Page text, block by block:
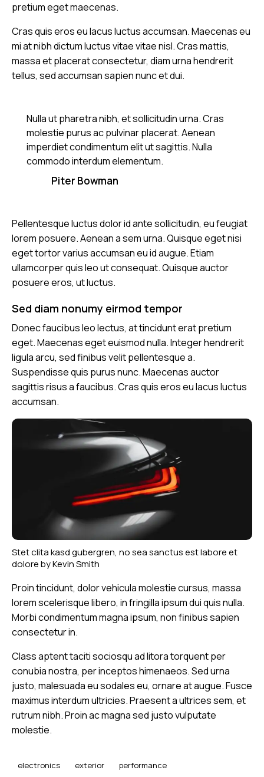
pretium eget maecenas.
Cras quis eros eu lacus luctus accumsan. Maecenas eu
mi at nibh dictum luctus vitae vitae nisl. Cras mattis,
massa et placerat consectetur, diam urna hendrerit
tellus, sed accumsan sapien nunc et dui.
Nulla ut pharetra nibh, et sollicitudin urna. Cras
molestie purus ac pulvinar placerat. Aenean
imperdiet condimentum elit ut sagittis. Nulla
commodo interdum elementum.
Piter Bowman
Pellentesque luctus dolor id ante sollicitudin, eu feugiat
lorem posuere. Aenean a sem urna. Quisque eget nisi
eget tortor varius accumsan eu id augue. Etiam
ullamcorper quis leo ut consequat. Quisque auctor
posuere eros, ut luctus.
Sed diam nonumy eirmod tempor
Donec faucibus leo lectus, at tincidunt erat pretium
eget. Maecenas eget euismod nulla. Integer hendrerit
ligula arcu, sed finibus velit pellentesque a.
Suspendisse quis purus nunc. Maecenas auctor
sagittis risus a faucibus. Cras quis eros eu lacus luctus
accumsan.
Stet clita kasd gubergren, no sea sanctus est labore et
dolore byKevin Smith
Proin tincidunt, dolor vehicula molestie cursus, massa
lorem scelerisque libero, in fringilla ipsum dui quis nulla.
Morbi condimentum magna ipsum, non finibus sapien
consectetur in.
Class aptent taciti sociosqu ad litora torquent per
conubia nostra, per inceptos himenaeos. Sed urna
justo, malesuada eu sodales eu, ornare at augue. Fusce
maximus interdum ultricies. Praesent a ultrices sem, et
rutrum nibh. Proin ac magna sed justo vulputate
molestie.
electronics exterior performance